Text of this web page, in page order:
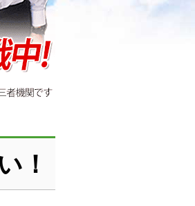
！